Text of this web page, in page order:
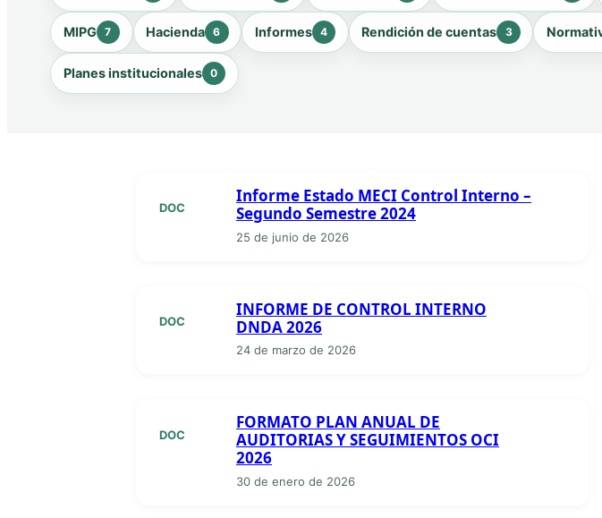
MIPG 7 Hacienda 6 Informes 4 Rendición de cuentas 3
Planes institucionales 0
DOC
Informe Estado MECI Control Interno –
Segundo Semestre 2024
25 de junio de 2026
DOC
INFORME DE CONTROL INTERNO
DNDA 2026
24 de marzo de 2026
DOC
FORMATO PLAN ANUAL DE
AUDITORIAS Y SEGUIMIENTOS OCI
2026
30 de enero de 2026